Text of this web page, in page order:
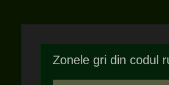
Zonele gri din codul